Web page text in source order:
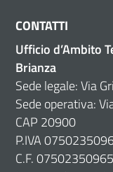
CONTATTI
Ufficio d’Ambito
Brianza
Sede legale: Via
Sede operativa:
CAP 20900
P.IVA
C.F. 07502350965